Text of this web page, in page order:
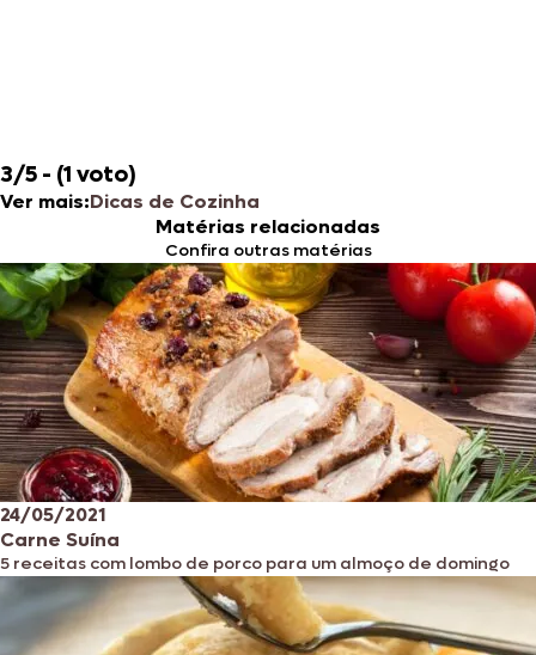
3/5 - (1 voto)
Ver mais:Dicas de Cozinha
Matérias relacionadas
Confira outras matérias
24/05/2021
Carne Suína
5 receitas com lombo de porco para um almoço de domingo